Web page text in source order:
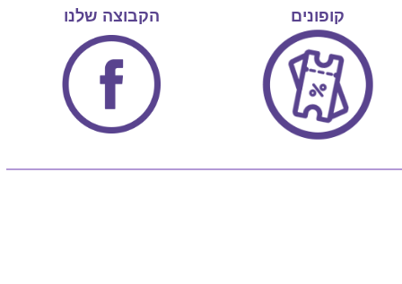
קופונים הקבוצה שלנו